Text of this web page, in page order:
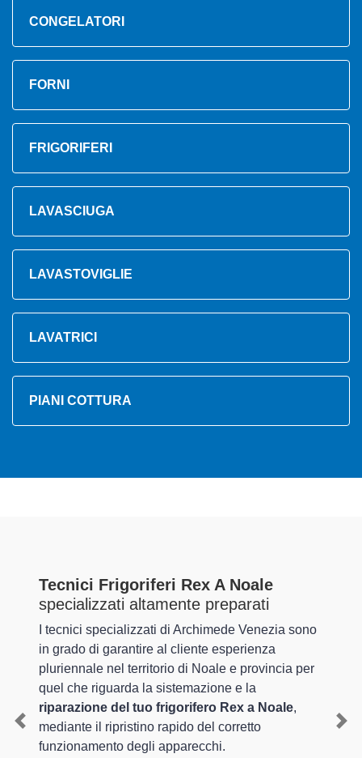
CONGELATORI
FORNI
FRIGORIFERI
LAVASCIUGA
LAVASTOVIGLIE
LAVATRICI
PIANI COTTURA
Tecnici Frigoriferi Rex A Noale
specializzati altamente preparati
I tecnici specializzati di Archimede Venezia sono
in grado di garantire al cliente esperienza
pluriennale nel territorio di Noale e provincia per
quel che riguarda la sistemazione e la
riparazione del tuo frigorifero Rex a Noale,
mediante il ripristino rapido del corretto
funzionamento degli apparecchi.
Previous